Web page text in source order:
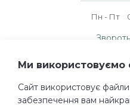
Пн - Пт
Всі
Ми використовуємо
Сайт використовує
забезпечення вам